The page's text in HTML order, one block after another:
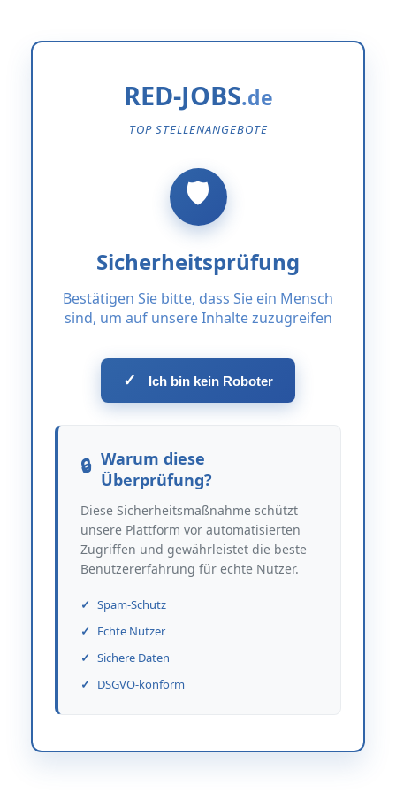
RED-JOBS
TOP STELLENANGEBOTE
Sicherheitsprüfung
Bestätigen Sie bitte, dass Sie ein Mensch
sind, um auf unsere Inhalte zuzugreifen
✓ Ich bin kein Roboter
Warum diese
Überprüfung?
Diese Sicherheitsmaßnahme schützt
unsere Plattform vor automatisierten
Zugriffen und gewährleistet die beste
Benutzererfahrung für echte Nutzer.
Spam-Schutz
Echte Nutzer
Sichere Daten
DSGVO-konform